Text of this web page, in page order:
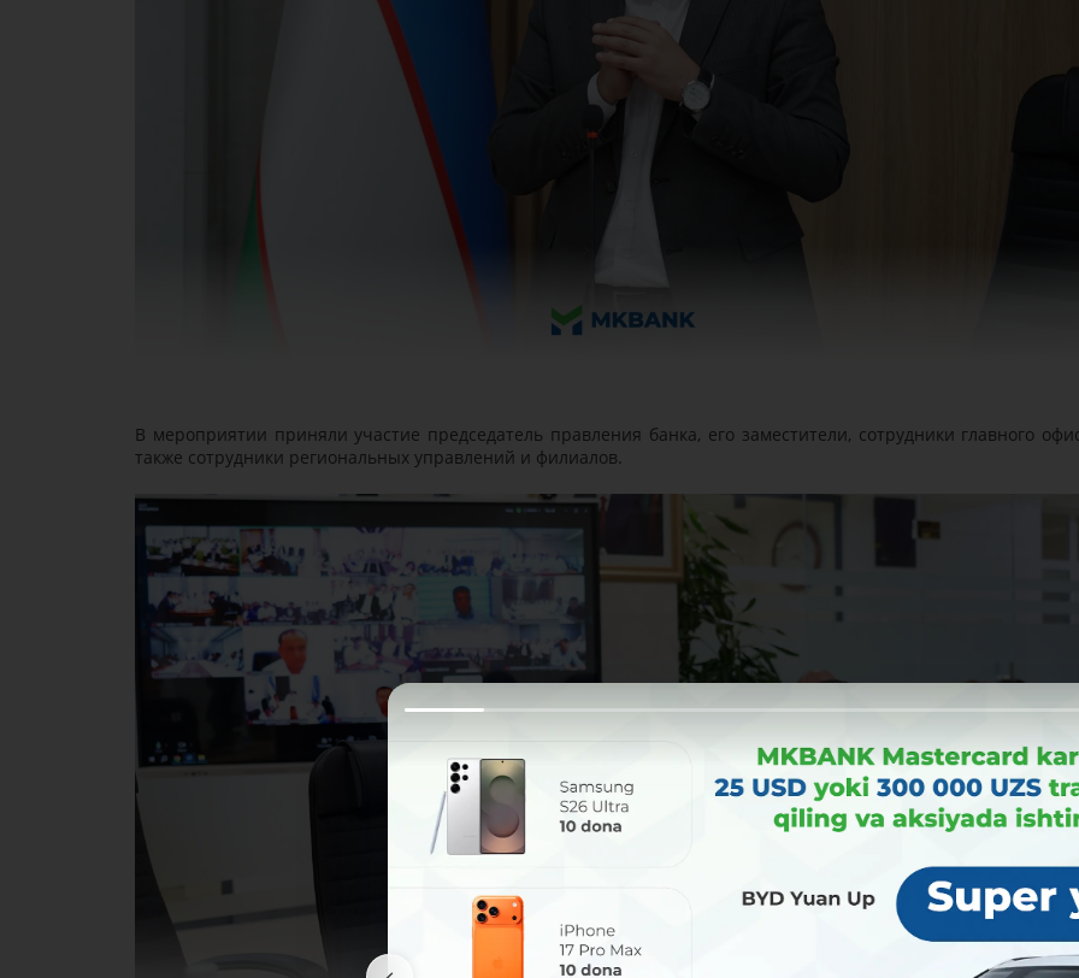
В мероприятии приняли участие председатель правления банка, его заместители, сотрудники главного
также сотрудники региональных управлений и филиалов.